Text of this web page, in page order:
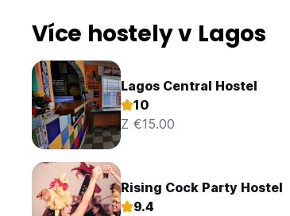
Více hostely v Lagos
Lagos Central Hostel
10
Z €15.00
Rising Cock Party Hostel
9.4